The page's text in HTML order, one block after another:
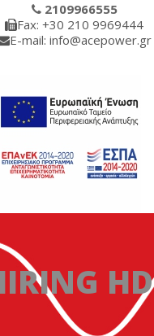
2109966555
Fax: +30 210 9969444
E-mail: info@acepower.gr
HD